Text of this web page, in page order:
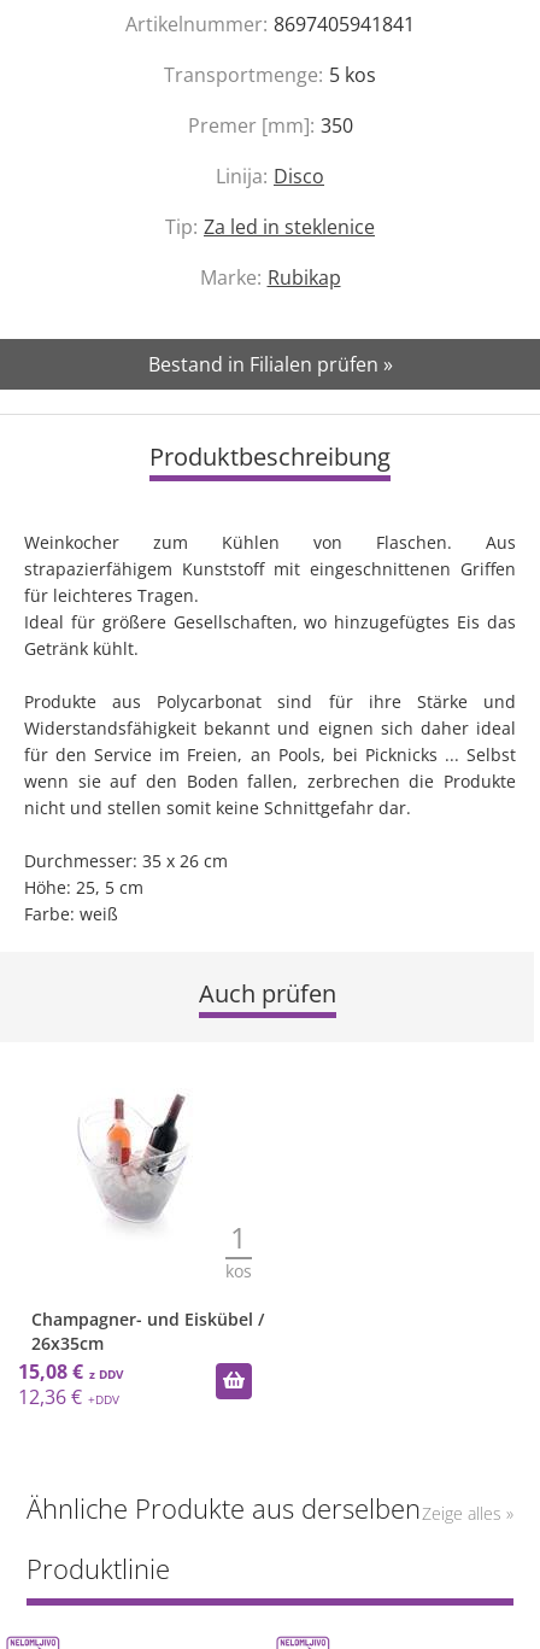
Artikelnummer: 8697405941841
Transportmenge: 5 kos
Premer [mm]: 350
Linija: Disco
Tip: Za led in steklenice
Marke: Rubikap
Bestand in Filialen prüfen »
Produktbeschreibung
Weinkocher zum Kühlen von Flaschen. Aus
strapazierfähigem Kunststoff mit eingeschnittenen Griffen
für leichteres Tragen.
Ideal für größere Gesellschaften, wo hinzugefügtes Eis das
Getränk kühlt.
Produkte aus Polycarbonat sind für ihre Stärke und
Widerstandsfähigkeit bekannt und eignen sich daher ideal
für den Service im Freien, an Pools, bei Picknicks ... Selbst
wenn sie auf den Boden fallen, zerbrechen die Produkte
nicht und stellen somit keine Schnittgefahr dar.
Durchmesser: 35 x 26 cm
Höhe: 25, 5 cm
Farbe: weiß
Auch prüfen
1
kos
Champagner- und Eiskübel /
26x35cm
15,08 €
12,36 €
Ähnliche Produkte aus derselben
Produktlinie
Zeige alles »